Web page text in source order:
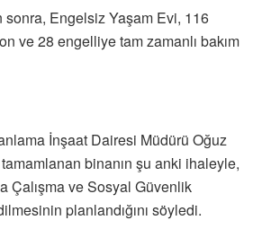
sonra, Engelsiz Yaşam Evi, 116
ve 28 engelliye tam zamanlı bakım
İnşaat Dairesi Müdürü Oğuz
binanın şu anki ihaleyle,
Çalışma ve Sosyal Güvenlik
planlandığını söyledi.